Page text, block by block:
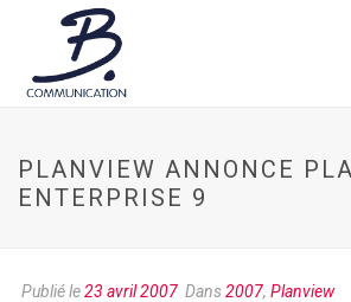
PLANVIEW ANNONCE
ENTERPRISE 9
Publié le23 avril 2007 Dans2007, Planview